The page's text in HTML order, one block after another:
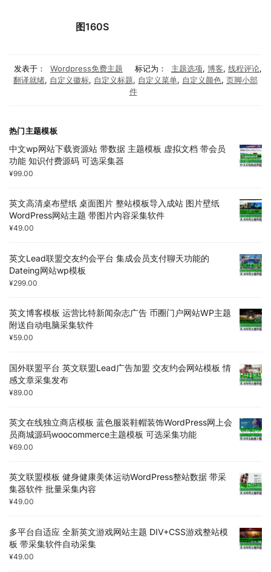
图160S
发表于： Wordpress免费主题 标记为： 主题选项, 博客, 线程评论,
翻译就绪, 自定义徽标, 自定义标题, 自定义菜单, 自定义颜色, 页脚小部
件
热门主题模板
中文wp网站下载资源站 带数据 主题模板 虚拟文档 带会员
功能 知识付费源码 可选采集器
¥99.00
英文高清桌布壁纸 桌面图片 整站模板导入成站 图片壁纸
WordPress网站主题 带图片内容采集软件
¥49.00
英文Lead联盟交友约会平台 集成会员支付聊天功能的
Dateing网站wp模板
¥299.00
英文博客模板 运营比特新闻杂志广告 币圈门户网站WP主题
附送自动电脑采集软件
¥59.00
国外联盟平台 英文联盟Lead广告加盟 交友约会网站模板 情
感文章采集发布
¥89.00
英文在线独立商店模板 蓝色服装鞋帽装饰WordPress网上会
员商城源码woocommerce主题模板 可选采集功能
¥69.00
英文联盟模板 健身健康美体运动WordPress整站数据 带采
集器软件 批量采集内容
¥49.00
多平台自适应 全新英文游戏网站主题 DIV+CSS游戏整站模
板 带采集软件自动采集
¥49.00